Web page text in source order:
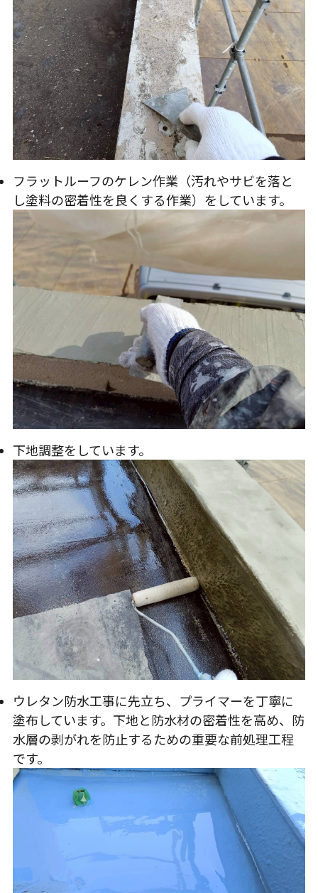
フラットルーフのケレン作業（汚れやサビを落と
し塗料の密着性を良くする作業）をしています。
下地調整をしています。
ウレタン防水工事に先立ち、プライマーを丁寧に
塗布しています。下地と防水材の密着性を高め、防
水層の剥がれを防止するための重要な前処理工程
です。